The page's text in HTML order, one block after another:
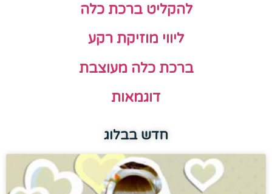
להקליט ברכת כלה
ליווי מוזיקת רקע
ברכת כלה מעוצבת
דוגמאות
חדש בבלוג